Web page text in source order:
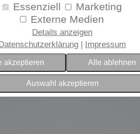
Essenziell
Marketing
Externe Medien
Details anzeigen
Datenschutzerklärung
Impressum
akzeptieren Alle ablehnen
Auswahl akzeptieren